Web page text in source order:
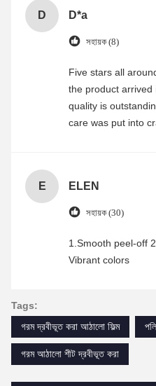
D D*a
সহায়ক (8)
Five stars all
the product arrived
quality is
care was put into
E ELEN
সহায়ক (30)
1.Smooth peel-off
Vibrant colors
Tags:
গরম দ্রবীভূত করা আঠালো ফিল্ম
গরম আঠালো শীট দ্রবীভূত করা